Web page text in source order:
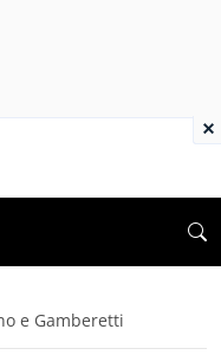
e Gamberetti
×